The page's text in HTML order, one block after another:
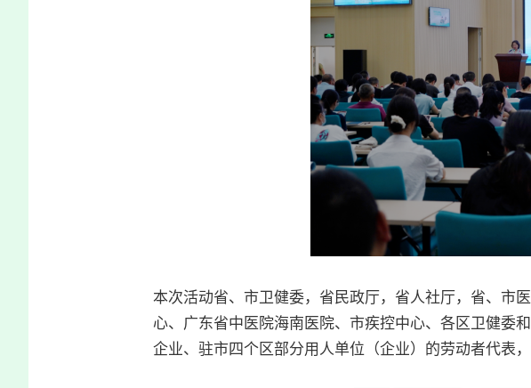
本次活动省、市卫健委，省民政厅，省人社厅，省、市
心、广东省中医院海南医院、市疾控中心、各区卫健委
企业、驻市四个区部分用人单位（企业）的劳动者代表，